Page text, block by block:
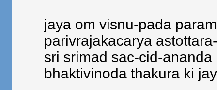
jaya om visnu-pada
parivrajakacarya
sri srimad sac-cid-ananda
bhaktivinoda thakura ki